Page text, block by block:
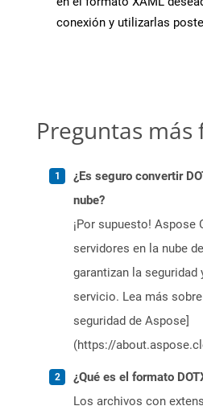
conexión y utilizarlas
Preguntas más
¿Es seguro convertir
nube?
¡Por supuesto! Aspose
servidores en la nube
garantizan la seguridad
servicio. Lea más
seguridad de Aspose]
(https://
¿Qué es el formato
Los archivos con